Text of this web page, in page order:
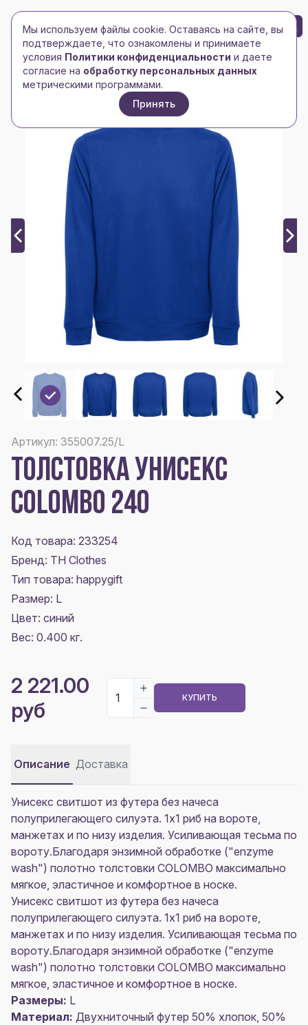
Toggle navigation
Toggle navigation
БРЕНД-ЛОГО 0
Главная/happygift/Толстовка унисекс COLOMBO 240
Артикул: 355007.25/L
ТОЛСТОВКА УНИСЕКС
COLOMBO 240
Код товара: 233254
Бренд: TH Clothes
Тип товара: happygift
Размер: L
Цвет: синий
Вес: 0.400 кг.
2 221.00
руб
КУПИТЬ
Описание Доставка
Унисекс свитшот из футера без начеса
полуприлегающего силуэта. 1х1 риб на вороте,
манжетах и по низу изделия. Усиливающая тесьма по
вороту.Благодаря энзимной обработке ("enzyme
wash") полотно толстовки COLOMBO максимально
мягкое, эластичное и комфортное в носке.
Унисекс свитшот из футера без начеса
полуприлегающего силуэта. 1х1 риб на вороте,
манжетах и по низу изделия. Усиливающая тесьма по
вороту.Благодаря энзимной обработке ("enzyme
wash") полотно толстовки COLOMBO максимально
мягкое, эластичное и комфортное в носке.
Размеры: L
Материал: Двухниточный футер 50% хлопок, 50%
Мы используем файлы cookie. Оставаясь на сайте, вы
подтверждаете, что ознакомлены и принимаете
условия Политики конфиденциальности и даете
согласие на обработку персональных данных
метрическими программами.
Принять